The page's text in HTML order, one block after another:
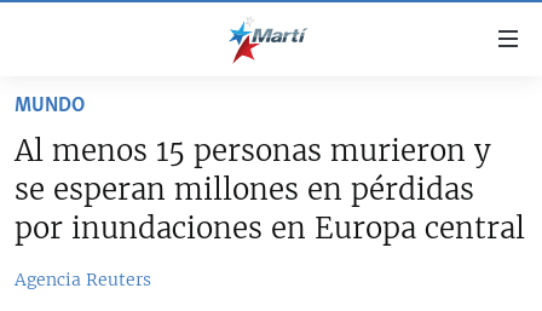
accesibilidad
al
contenido
principal
CUBA
ESTADOS UNIDOS
MUNDO
Al menos 15 personas murieron y
se esperan millones en pérdidas
por inundaciones en Europa central
Agencia Reuters